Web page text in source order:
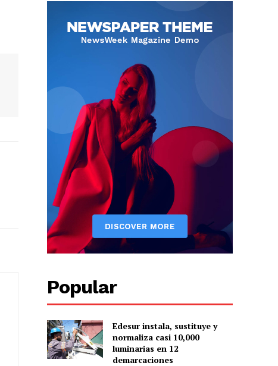
Popular
Edesur instala, sustituye y
normaliza casi 10,000
luminarias en 12
demarcaciones